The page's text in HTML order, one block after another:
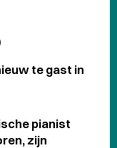
te gast in
pianist
zijn